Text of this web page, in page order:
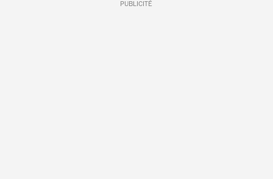
PUBLICITÉ